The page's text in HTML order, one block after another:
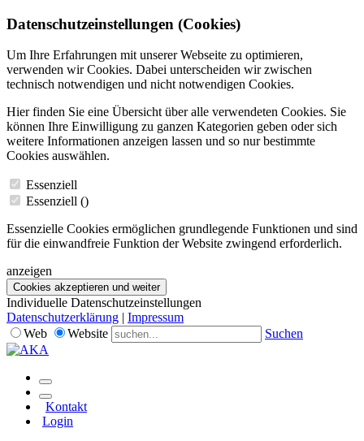
Datenschutzeinstellungen (Cookies)
Um Ihre Erfahrungen mit unserer Webseite zu optimieren,
verwenden wir Cookies. Dabei unterscheiden wir zwischen
technisch notwendigen und nicht notwendigen Cookies.
Hier finden Sie eine Übersicht über alle verwendeten Cookies. Sie
können Ihre Einwilligung zu ganzen Kategorien geben oder sich
weitere Informationen anzeigen lassen und so nur bestimmte
Cookies auswählen.
Essenziell
Essenziell ()
Essenzielle Cookies ermöglichen grundlegende Funktionen und sind
für die einwandfreie Funktion der Website zwingend erforderlich.
anzeigen
Cookies akzeptieren und weiter
Individuelle Datenschutzeinstellungen
Datenschutzerklärung | Impressum
Web
Website Suchen
Kontakt
Login